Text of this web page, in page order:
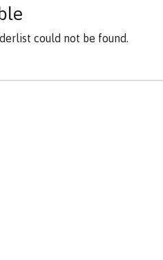
could not be found.